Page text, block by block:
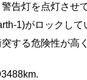
告灯を点灯させ
1)がロックし
する危険性が高